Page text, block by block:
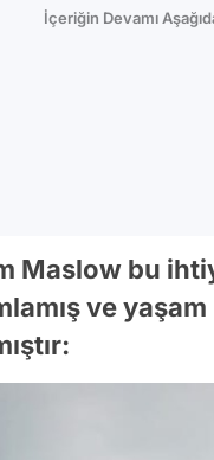
İçeriğin Devamı
Maslow bu
ve